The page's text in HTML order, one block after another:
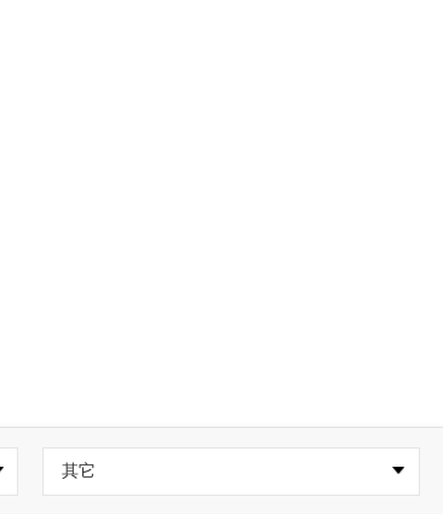
其它